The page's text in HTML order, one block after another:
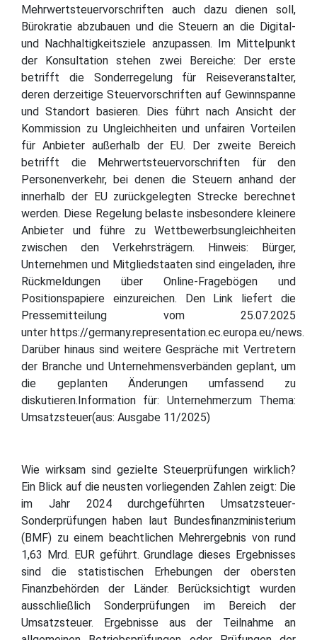
Mehrwertsteuervorschriften auch dazu dienen soll,
Bürokratie abzubauen und die Steuern an die Digital-
und Nachhaltigkeitsziele anzupassen. Im Mittelpunkt
der Konsultation stehen zwei Bereiche: Der erste
betrifft die Sonderregelung für Reiseveranstalter,
deren derzeitige Steuervorschriften auf Gewinnspanne
und Standort basieren. Dies führt nach Ansicht der
Kommission zu Ungleichheiten und unfairen Vorteilen
für Anbieter außerhalb der EU. Der zweite Bereich
betrifft die Mehrwertsteuervorschriften für den
Personenverkehr, bei denen die Steuern anhand der
innerhalb der EU zurückgelegten Strecke berechnet
werden. Diese Regelung belaste insbesondere kleinere
Anbieter und führe zu Wettbewerbsungleichheiten
zwischen den Verkehrsträgern. Hinweis: Bürger,
Unternehmen und Mitgliedstaaten sind eingeladen, ihre
Rückmeldungen über Online-Fragebögen und
Positionspapiere einzureichen. Den Link liefert die
Pressemitteilung vom 25.07.2025
unter https://germany.representation.ec.europa.eu/news.
Darüber hinaus sind weitere Gespräche mit Vertretern
der Branche und Unternehmensverbänden geplant, um
die geplanten Änderungen umfassend zu
diskutieren.Information für: Unternehmerzum Thema:
Umsatzsteuer(aus: Ausgabe 11/2025)
Wie wirksam sind gezielte Steuerprüfungen wirklich?
Ein Blick auf die neusten vorliegenden Zahlen zeigt: Die
im Jahr 2024 durchgeführten Umsatzsteuer-
Sonderprüfungen haben laut Bundesfinanzministerium
(BMF) zu einem beachtlichen Mehrergebnis von rund
1,63 Mrd. EUR geführt. Grundlage dieses Ergebnisses
sind die statistischen Erhebungen der obersten
Finanzbehörden der Länder. Berücksichtigt wurden
ausschließlich Sonderprüfungen im Bereich der
Umsatzsteuer. Ergebnisse aus der Teilnahme an